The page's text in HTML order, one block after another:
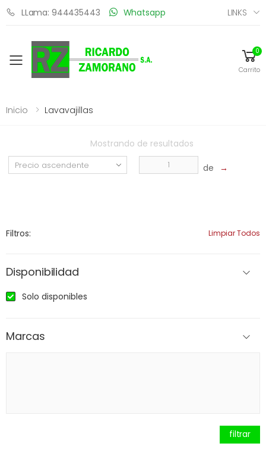
LLama: 944435443 Whatsapp LINKS
Toggle mobile menu
0
Carrito
Inicio Lavavajillas
Mostrando de resultados
de →
Filtros: Limpiar Todos
Disponibilidad
Solo disponibles
Marcas
filtrar